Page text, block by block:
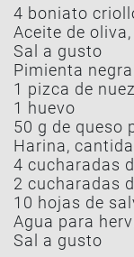
4 boniato
Aceite de
Sal a gusto
Pimienta
1 pizca de
1 huevo
50 g de queso
Harina,
4 cucharadas
2 cucharadas
10 hojas de
Agua para
Sal a gusto